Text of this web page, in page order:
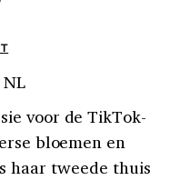
voor de TikTok-
bloemen en
haar tweede thuis